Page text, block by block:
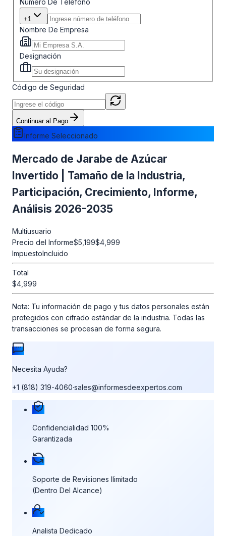
+1
Nombre De Empresa
Designación
Código de Seguridad
Continuar al Pago
Informe Seleccionado
Mercado de Jarabe de Azúcar
Invertido | Tamaño de la Industria,
Participación, Crecimiento, Informe,
Análisis 2026-2035
Multiusuario
Precio del Informe$5,199$4,999
ImpuestoIncluido
Total
$4,999
Nota: Tu información de pago y tus datos personales están
protegidos con cifrado estándar de la industria. Todas las
transacciones se procesan de forma segura.
Necesita Ayuda?
+1 (818) 319-4060·sales@informesdeexpertos.com
Nuestras garantías de compra
Confidencialidad 100%
Garantizada
Soporte de Revisiones Ilimitado
(Dentro Del Alcance)
Analista Dedicado